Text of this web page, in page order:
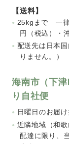
【送料】
25kgまで 一
円（税込）・
配送先は日本
りません。）
海南市（下
り自社便
日曜日のお届
近隣地域（和
配達に限り、